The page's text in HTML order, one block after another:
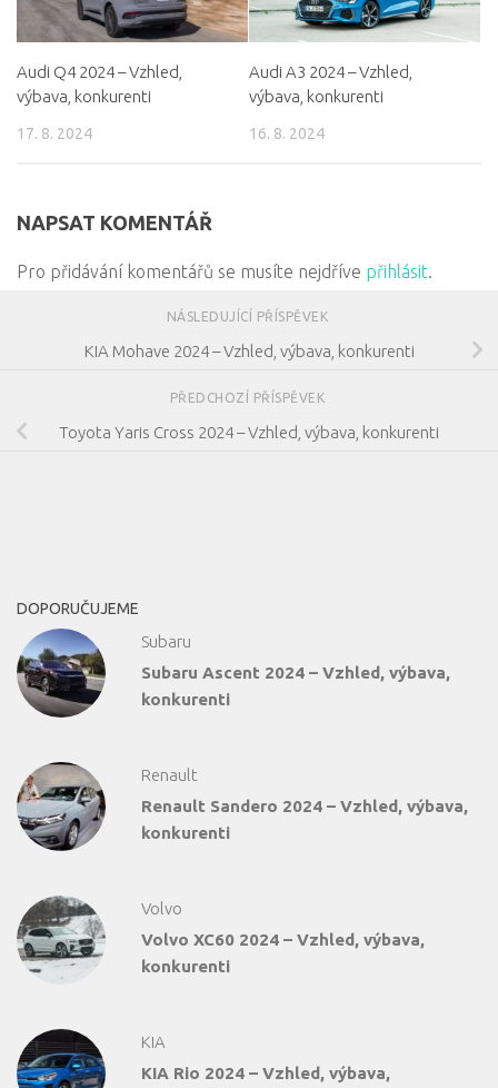
Audi Q4 2024 – Vzhled,
výbava, konkurenti
17. 8. 2024
Audi A3 2024 – Vzhled,
výbava, konkurenti
16. 8. 2024
NAPSAT KOMENTÁŘ
Pro přidávání komentářů se musíte nejdříve přihlásit.
NÁSLEDUJÍCÍ PŘÍSPĚVEK
KIA Mohave 2024 – Vzhled, výbava, konkurenti
PŘEDCHOZÍ PŘÍSPĚVEK
Toyota Yaris Cross 2024 – Vzhled, výbava, konkurenti
DOPORUČUJEME
Subaru
Subaru Ascent 2024 – Vzhled, výbava,
konkurenti
Renault
Renault Sandero 2024 – Vzhled, výbava,
konkurenti
Volvo
Volvo XC60 2024 – Vzhled, výbava,
konkurenti
KIA
KIA Rio 2024 – Vzhled, výbava,